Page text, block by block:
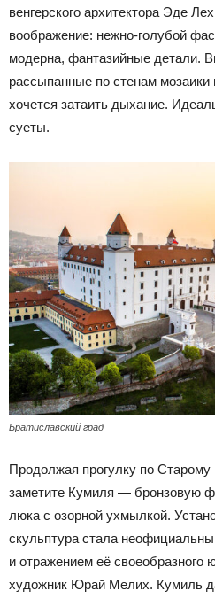
венгерского архитектора Эде
воображение: нежно-голубой
модерна, фантазийные детали.
рассыпанные по стенам мозаики
хочется затаить дыхание.
суеты.
Братиславский град
Продолжая прогулку по Старому
заметите Кумиля — бронзовую
люка с озорной ухмылкой.
скульптура стала
и отражением её
художник Юрай Мелих. Кумиль